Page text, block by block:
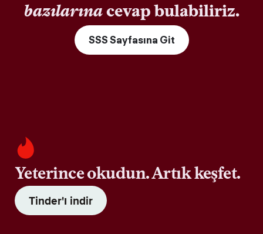
bazılarınacevap bulabiliriz.
SSS Sayfasına Git
Yeterince okudun. Artık keşfet.
Tinder'ı indir